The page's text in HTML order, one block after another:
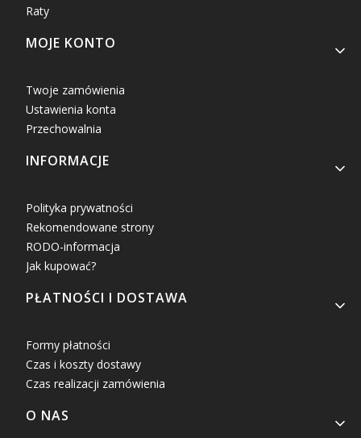
Raty
MOJE KONTO
Twoje zamówienia
Ustawienia konta
Przechowalnia
INFORMACJE
Polityka prywatności
Rekomendowane strony
RODO-informacja
Jak kupować?
PŁATNOŚCI I DOSTAWA
Formy płatności
Czas i koszty dostawy
Czas realizacji zamówienia
O NAS